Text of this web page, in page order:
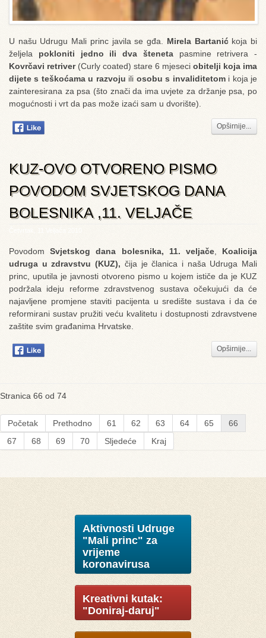
U našu Udrugu Mali princ javila se gđa. Mirela Bartanić koja bi
željela pokloniti jedno ili dva štenetapasmine retrivera -
Kovrčavi retriver(Curly coated) stare 6 mjeseci obitelji koja ima
dijete s teškoćama u razvoju ili osobu s invaliditetomi koja je
zainteresirana za psa (što znači da ima uvjete za držanje psa, po
mogućnosti i vrt da pas može izaći sam u dvorište).
Opširnije...
KUZ-OVO OTVORENO PISMO
POVODOM SVJETSKOG DANA
BOLESNIKA ,11. VELJAČE
PovodomSvjetskog dana bolesnika, 11. veljače, Koalicija
udruga u zdravstvu (KUZ), čija je članica i naša Udruga Mali
princ, uputila je javnosti otvoreno pismo u kojem ističe da je KUZ
podržala ideju reforme zdravstvenog sustava očekujući da će
najavljene promjene staviti pacijenta u središte sustava i da će
reformirani sustav pružiti veću kvalitetu i dostupnosti zdravstvene
zaštite svim građanima Hrvatske.
Opširnije...
Stranica 66 od 74
Početak Prethodno 61 62 63 64 65
66
67
68 69 70 Sljedeće Kraj
Aktivnosti Udruge
"Mali princ" za
vrijeme
koronavirusa
Kreativni kutak:
"Doniraj-daruj"